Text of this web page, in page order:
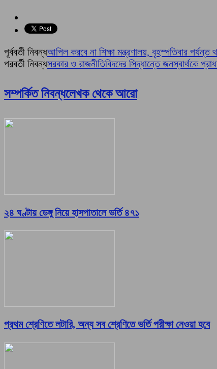
পূর্ববর্তী নিবন্ধআপিল করবে না শিক্ষা মন্ত্রণালয়, বৃহস্পতিবার পর্যন্ত
পরবর্তী নিবন্ধসরকার ও রাজনীতিবিদদের সিদ্ধান্তে জনস্বার্থকে
সম্পর্কিত নিবন্ধলেখক থেকে আরো
২৪ ঘণ্টায় ডেঙ্গু নিয়ে হাসপাতালে ভর্তি ৪৭১
প্রথম শ্রেণিতে লটারি, অন্য সব শ্রেণিতে ভর্তি পরীক্ষা নেওয়া হবে